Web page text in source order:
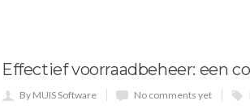
Effectief voorraadbeheer: een
By MUIS Software No comments yet